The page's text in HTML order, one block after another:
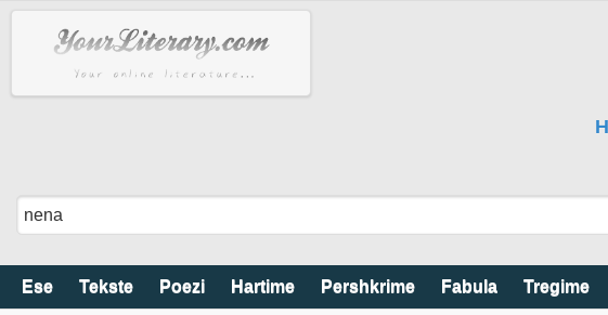
Ese Tekste Poezi Hartime Pershkrime Fabula Tregime